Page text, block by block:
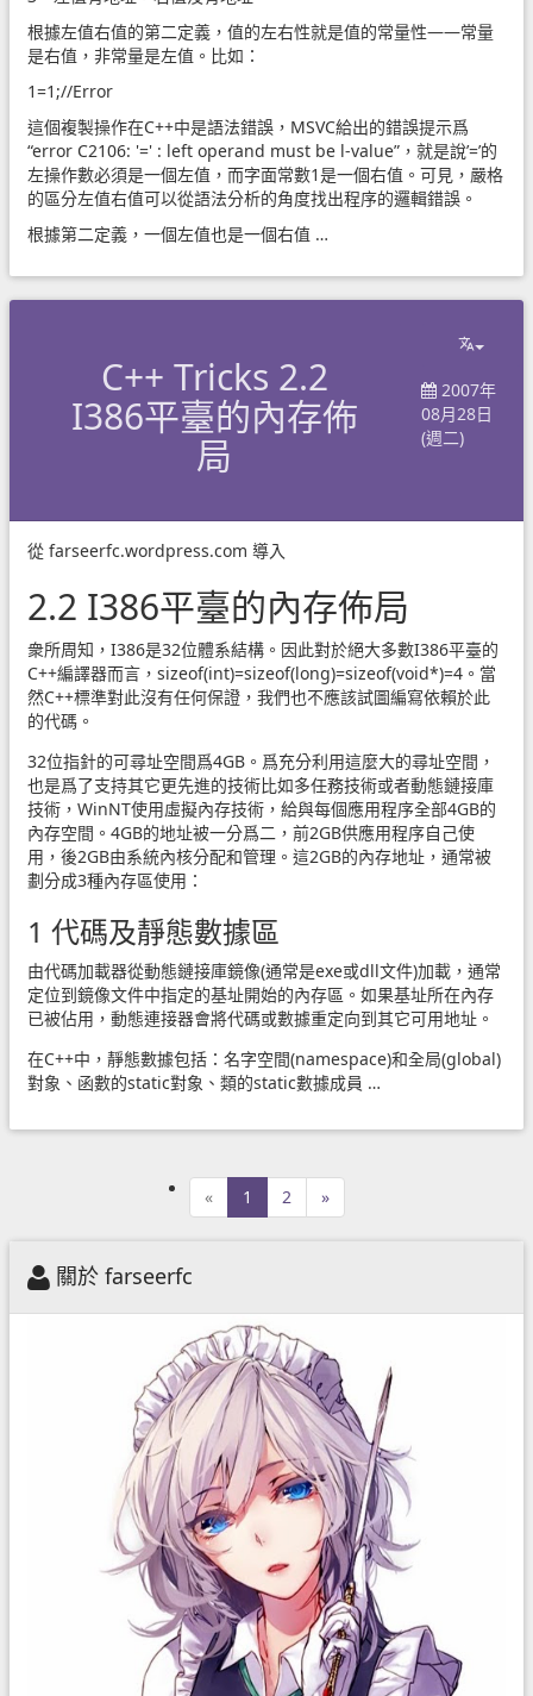
根據左值右值的第二定義，值的左右性就是值的常量性——常量
是右值，非常量是左值。比如：
1=1;//Error
這個複製操作在C++中是語法錯誤，MSVC給出的錯誤提示爲
“error C2106: '=' : left operand must be l-value”，就是說’=’的
左操作數必須是一個左值，而字面常數1是一個右值。可見，嚴格
的區分左值右值可以從語法分析的角度找出程序的邏輯錯誤。
根據第二定義，一個左值也是一個右值 …
C++ Tricks 2.2
I386平臺的內存佈
局
2007年
08月28日
(週二)
從 farseerfc.wordpress.com 導入
2.2 I386平臺的內存佈局
衆所周知，I386是32位體系結構。因此對於絕大多數I386平臺的
C++編譯器而言，sizeof(int)=sizeof(long)=sizeof(void*)=4。當
然C++標準對此沒有任何保證，我們也不應該試圖編寫依賴於此
的代碼。
32位指針的可尋址空間爲4GB。爲充分利用這麼大的尋址空間，
也是爲了支持其它更先進的技術比如多任務技術或者動態鏈接庫
技術，WinNT使用虛擬內存技術，給與每個應用程序全部4GB的
內存空間。4GB的地址被一分爲二，前2GB供應用程序自己使
用，後2GB由系統內核分配和管理。這2GB的內存地址，通常被
劃分成3種內存區使用：
1 代碼及靜態數據區
由代碼加載器從動態鏈接庫鏡像(通常是exe或dll文件)加載，通常
定位到鏡像文件中指定的基址開始的內存區。如果基址所在內存
已被佔用，動態連接器會將代碼或數據重定向到其它可用地址。
在C++中，靜態數據包括：名字空間(namespace)和全局(global)
對象、函數的static對象、類的static數據成員 …
« 1 2 »
關於 farseerfc